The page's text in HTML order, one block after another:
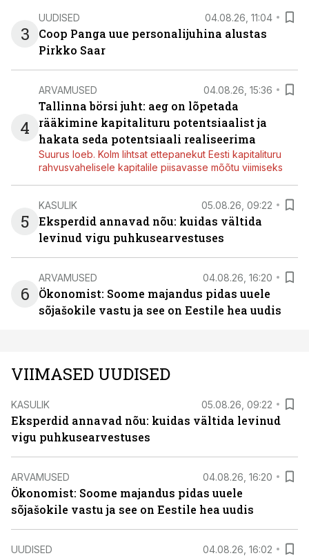
3
UUDISED 04.08.26, 11:04
Coop Panga uue personalijuhina alustas
Pirkko Saar
4
ARVAMUSED 04.08.26, 15:36
Tallinna börsi juht: aeg on lõpetada
rääkimine kapitalituru potentsiaalist ja
hakata seda potentsiaali realiseerima
Suurus loeb. Kolm lihtsat ettepanekut Eesti kapitalituru
rahvusvahelisele kapitalile piisavasse mõõtu viimiseks
5
KASULIK 05.08.26, 09:22
Eksperdid annavad nõu: kuidas vältida
levinud vigu puhkusearvestuses
6
ARVAMUSED 04.08.26, 16:20
Ökonomist: Soome majandus pidas uuele
sõjašokile vastu ja see on Eestile hea uudis
VIIMASED UUDISED
KASULIK 05.08.26, 09:22
Eksperdid annavad nõu: kuidas vältida levinud
vigu puhkusearvestuses
ARVAMUSED 04.08.26, 16:20
Ökonomist: Soome majandus pidas uuele
sõjašokile vastu ja see on Eestile hea uudis
UUDISED 04.08.26, 16:02